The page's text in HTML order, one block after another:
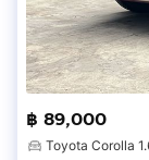
฿ 89,000
Toyota Corolla